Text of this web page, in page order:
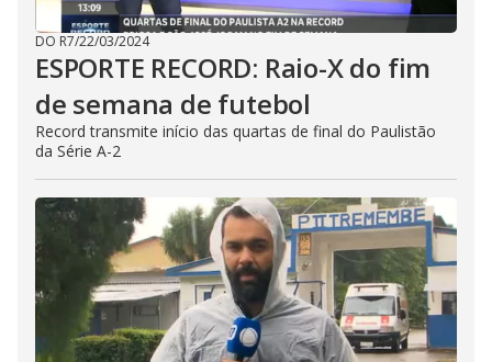
DO R7/22/03/2024
ESPORTE RECORD: Raio-X do fim
de semana de futebol
Record transmite início das quartas de final do Paulistão
da Série A-2